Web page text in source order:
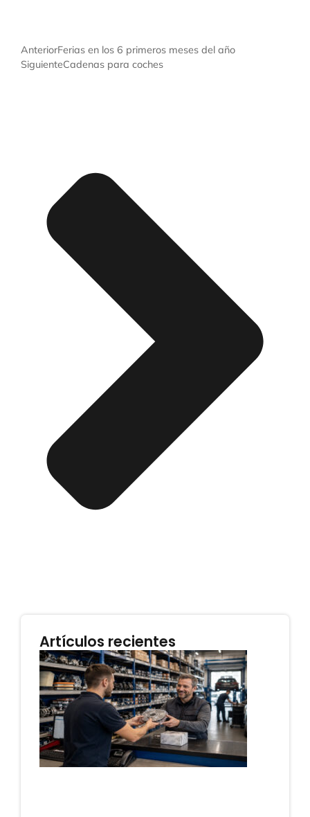
AnteriorFerias en los 6 primeros meses del año
SiguienteCadenas para coches
Artículos recientes